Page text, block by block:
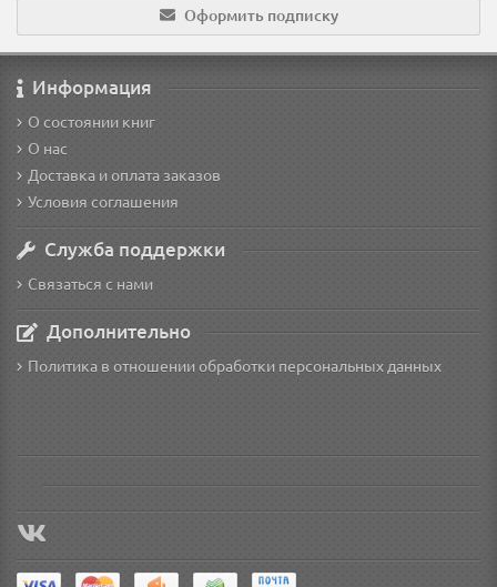
Оформить подписку
Информация
О состоянии книг
О нас
Доставка и оплата заказов
Условия соглашения
Служба поддержки
Связаться с нами
Дополнительно
Политика в отношении обработки персональных данных